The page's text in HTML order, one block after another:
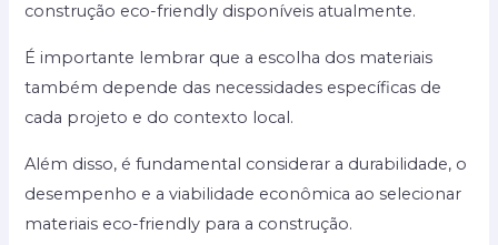
construção eco-friendly disponíveis atualmente.
É importante lembrar que a escolha dos materiais
também depende das necessidades específicas de
cada projeto e do contexto local.
Além disso, é fundamental considerar a durabilidade, o
desempenho e a viabilidade econômica ao selecionar
materiais eco-friendly para a construção.